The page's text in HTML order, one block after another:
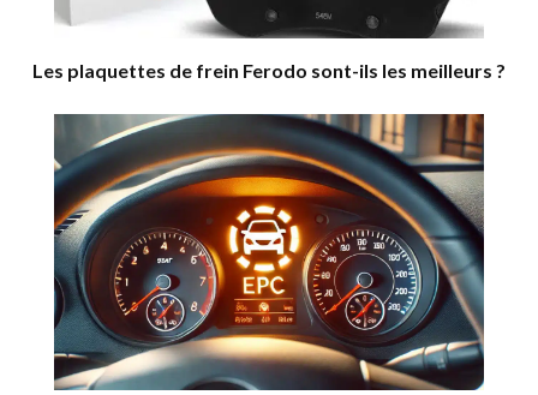
Les plaquettes de frein Ferodo sont-ils les meilleurs ?